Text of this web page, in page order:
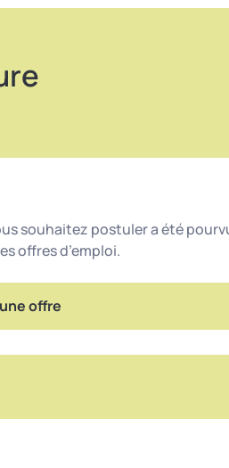
souhaitez postuler a été
offres d’emploi.
offre